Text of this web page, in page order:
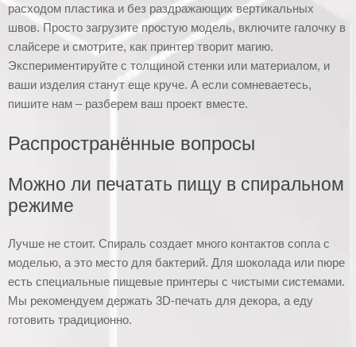
расходом пластика и без раздражающих вертикальных
швов. Просто загрузите простую модель, включите галочку в
слайсере и смотрите, как принтер творит магию.
Экспериментируйте с толщиной стенки или материалом, и
ваши изделия станут еще круче. А если сомневаетесь,
пишите нам – разберем ваш проект вместе.
Распространённые вопросы
Можно ли печатать пищу в спиральном
режиме
Лучше не стоит. Спираль создает много контактов сопла с
моделью, а это место для бактерий. Для шоколада или пюре
есть специальные пищевые принтеры с чистыми системами.
Мы рекомендуем держать 3D-печать для декора, а еду
готовить традиционно.